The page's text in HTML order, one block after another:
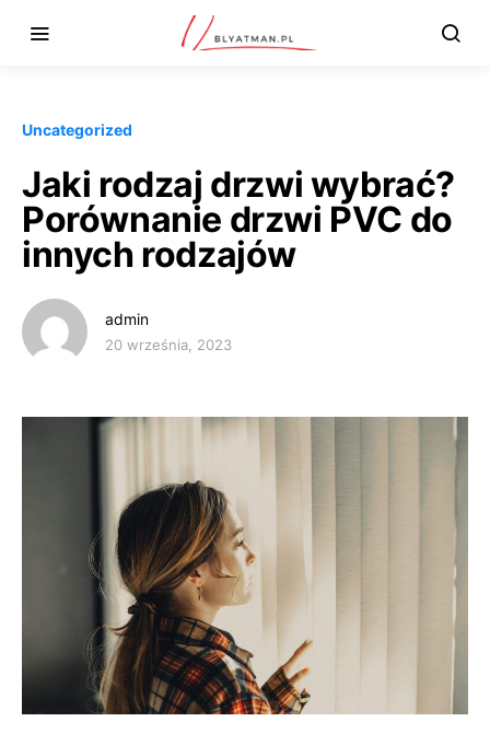
Uncategorized
Jaki rodzaj drzwi wybrać?
Porównanie drzwi PVC do
innych rodzajów
admin
20 września, 2023